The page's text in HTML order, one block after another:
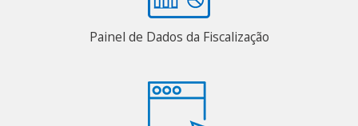
Painel de Dados da Fiscalização